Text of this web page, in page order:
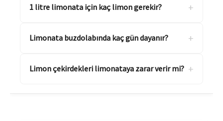
1 litre limonata için kaç limon gerekir? +
Limonata buzdolabında kaç gün dayanır? +
Limon çekirdekleri limonataya zarar verir mi? +